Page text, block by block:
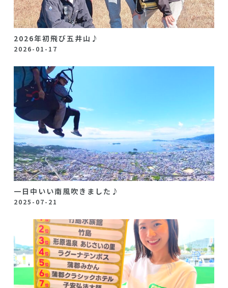
2026年初飛び五井山♪
2026-01-17
一日中いい南風吹きました♪
2025-07-21